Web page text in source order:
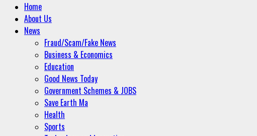
Home
About Us
News
Fraud/Scam/Fake News
Business & Economics
Education
Good News Today
Government Schemes & JOBS
Save Earth Ma
Health
Sports